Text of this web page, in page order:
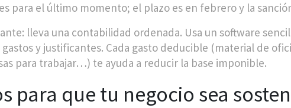
para el último momento; el plazo es en febrero y la
lleva una contabilidad ordenada. Usa un software
y justificantes. Cada gasto deducible (material de
para trabajar…) te ayuda a reducir la base imponible.
para que tu negocio sea